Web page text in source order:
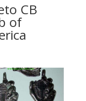
CB
of